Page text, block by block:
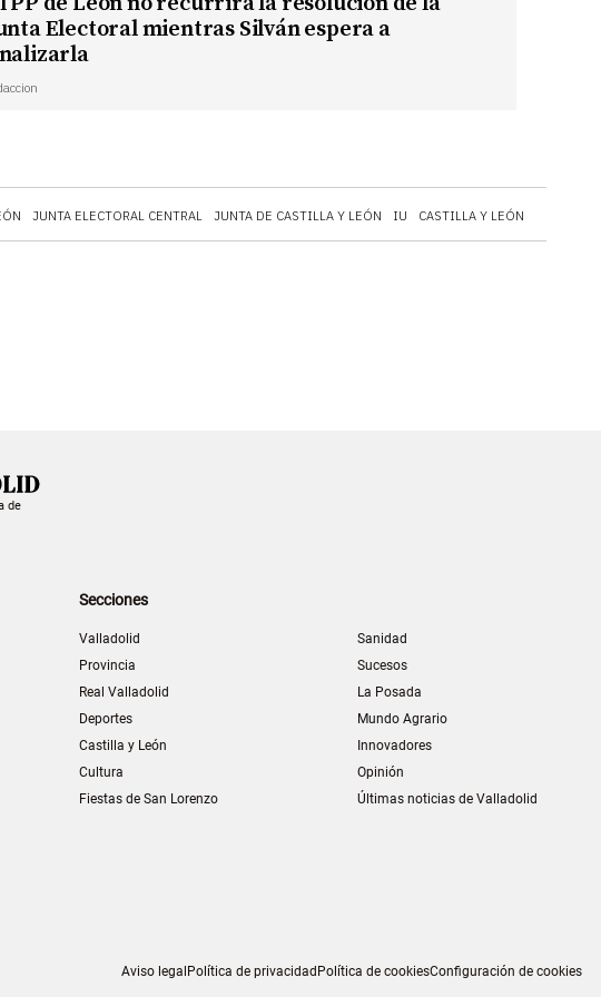
JUNTA ELECTORAL CENTRAL JUNTA DE CASTILLA Y LEÓN IU CASTILLA Y LEÓN
Electoral mientras Silván espera a
de
Secciones
Valladolid
Provincia
Real Valladolid
Deportes
Castilla y León
Cultura
Fiestas de San Lorenzo
Sanidad
Sucesos
La Posada
Mundo Agrario
Innovadores
Opinión
Últimas noticias de Valladolid
Aviso legal Política de privacidad Política de cookiesConfiguración de cookies